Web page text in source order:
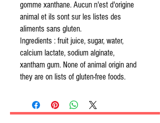
gomme xanthane. Aucun n'est d'origine
animal et ils sont sur les listes des
aliments sans gluten.
Ingredients : fruit juice, sugar, water,
calcium lactate, sodium alginate,
xantham gum. None of animal origin and
they are on lists of gluten-free foods.